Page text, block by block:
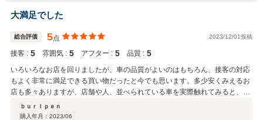
大満足でした
総合評価 5点 2023/12/01投稿
接客 : 5 雰囲気 : 5 アフター : 5 品質 : 5
いろいろなお店を回りましたが、車の品質がよいのはもちろん、接客の対応
もよく非常に満足できる買い物だったと今でも思います。多少安くみえるお
店も多々ありますが、店舗や人、並べられている車を実際触れてみると、す
べての車をきれいにされていることが感じられました。長く外車専門にされ
ている信頼できる店舗での購入をお勧めします。
ｂｕｒｌｐｅｎ
購入年月： 2023/06